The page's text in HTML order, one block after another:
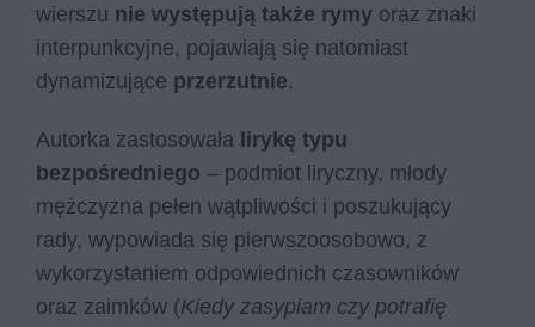
wierszu nie występują także rymy oraz znaki
interpunkcyjne, pojawiają się natomiast
dynamizujące przerzutnie.
Autorka zastosowała lirykę typu
bezpośredniego – podmiot liryczny, młody
mężczyzna pełen wątpliwości i poszukujący
rady, wypowiada się pierwszoosobowo, z
wykorzystaniem odpowiednich czasowników
oraz zaimków (Kiedy zasypiam czy potrafię